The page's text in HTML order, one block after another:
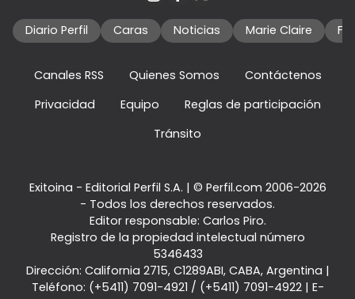
Diario Perfil Caras Noticias Marie Claire
Canales RSS Quienes Somos
Contáctenos
Privacidad
Equipo
Reglas de participación
Tránsito
Exitoina - Editorial Perfil S.A. | © Perfil.com 2006-2026
- Todos los derechos reservados.
Editor responsable: Carlos Piro.
Registro de la propiedad intelectual número
5346433
Dirección: California 2715, C1289ABI, CABA, Argentina |
Teléfono: (+5411) 7091-4921 / (+5411) 7091-4922| E-